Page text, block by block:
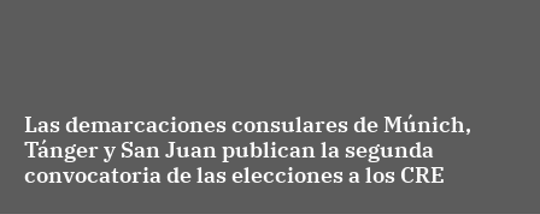
Las demarcaciones consulares de Múnich,
Tánger y San Juan publican la segunda
convocatoria de las elecciones a los CRE